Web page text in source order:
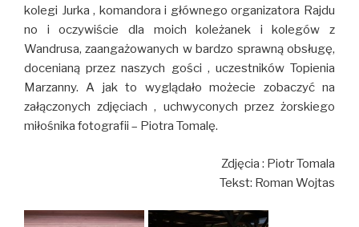
kolegi Jurka , komandora i głównego organizatora Rajdu
no i oczywiście dla moich koleżanek i kolegów z
Wandrusa, zaangażowanych w bardzo sprawną obsługę,
docenianą przez naszych gości , uczestników Topienia
Marzanny. A jak to wyglądało możecie zobaczyć na
załączonych zdjęciach , uchwyconych przez żorskiego
miłośnika fotografii – Piotra Tomalę.
Zdjęcia : Piotr Tomala
Tekst: Roman Wojtas